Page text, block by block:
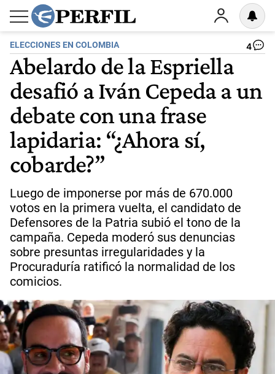
ELECCIONES EN COLOMBIA 4
Abelardo de la Espriella
desafió a Iván Cepeda a un
debate con una frase
lapidaria: “¿Ahora sí,
cobarde?”
Luego de imponerse por más de 670.000
votos en la primera vuelta, el candidato de
Defensores de la Patria subió el tono de la
campaña. Cepeda moderó sus denuncias
sobre presuntas irregularidades y la
Procuraduría ratificó la normalidad de los
comicios.